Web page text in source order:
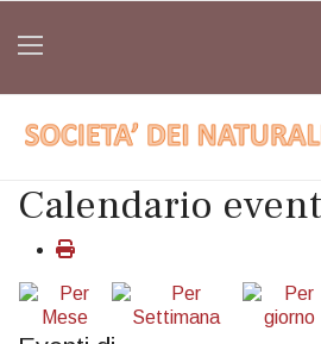
Calendario